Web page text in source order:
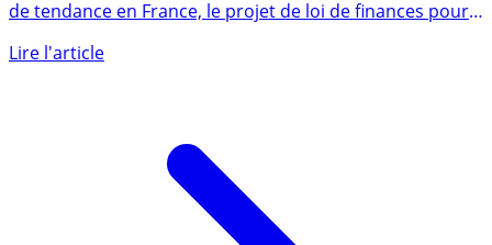
de tendance en France, le projet de loi de finances pour